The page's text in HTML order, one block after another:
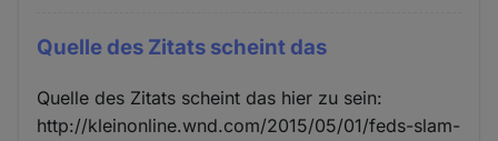
Quelle des Zitats scheint das
Quelle des Zitats scheint das hier zu sein:
http://kleinonline.wnd.com/2015/05/01/feds-slam-